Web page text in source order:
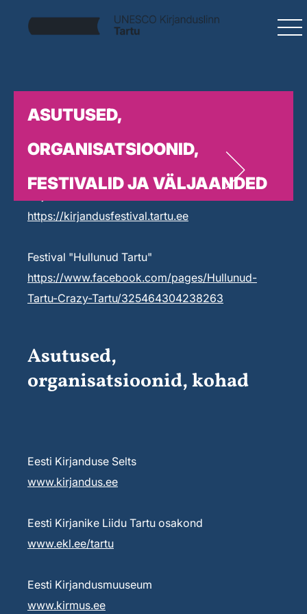
ASUTUSED,
ORGANISATSIOONID,
FESTIVALID JA VÄLJAANDED
https://kirjandusfestival.tartu.ee
Festival "Hullunud Tartu"
https://www.facebook.com/pages/Hullunud-
Tartu-Crazy-Tartu/325464304238263
Asutused,
organisatsioonid, kohad
Eesti Kirjanduse Selts
www.kirjandus.ee
Eesti Kirjanike Liidu Tartu osakond
www.ekl.ee/tartu
Eesti Kirjandusmuuseum
www.kirmus.ee